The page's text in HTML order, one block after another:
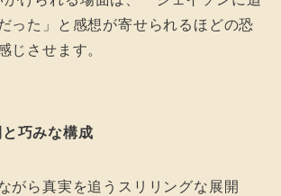
った」と感想が寄せられるほどの恐
じさせます。
巧みな構成
がら真実を追うスリリングな展開